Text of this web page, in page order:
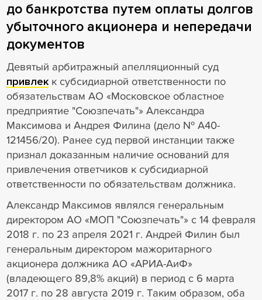
до банкротства путем оплаты долгов
убыточного акционера и непередачи
документов
Девятый арбитражный апелляционный суд
привлекк субсидиарной ответственности по
обязательствам АО «Московское областное
предприятие "Союзпечать"» Александра
Максимова и Андрея Филина (дело № А40-
121456/20). Ранее суд первой инстанции также
признал доказанным наличие оснований для
привлечения ответчиков к субсидиарной
ответственности по обязательствам должника.
Александр Максимов являлся генеральным
директором АО «МОП "Союзпечать"» с 14 февраля
2018 г. по 23 апреля 2021 г. Андрей Филин был
генеральным директором мажоритарного
акционера должника АО «АРИА-АиФ»
(владеющего 89,8% акций) в период с 6 марта
2017 г. по 28 августа 2019 г. Таким образом, оба